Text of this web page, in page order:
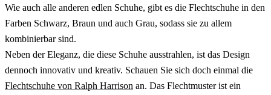
Wie auch alle anderen edlen Schuhe, gibt es die Flechtschuhe in den
Farben Schwarz, Braun und auch Grau, sodass sie zu allem
kombinierbar sind.
Neben der Eleganz, die diese Schuhe ausstrahlen, ist das Design
dennoch innovativ und kreativ. Schauen Sie sich doch einmal die
Flechtschuhe von Ralph Harrison an. Das Flechtmuster ist ein